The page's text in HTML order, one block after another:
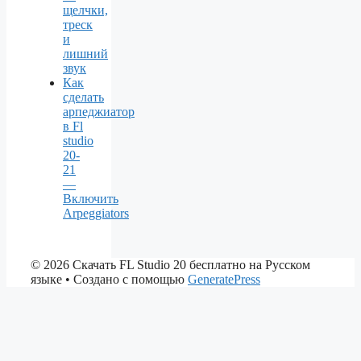
щелчки,
треск
и
лишний
звук
Как
сделать
арпеджиатор
в Fl
studio
20-
21
—
Включить
Arpeggiators
© 2026 Скачать FL Studio 20 бесплатно на Русском
языке • Создано с помощью GeneratePress